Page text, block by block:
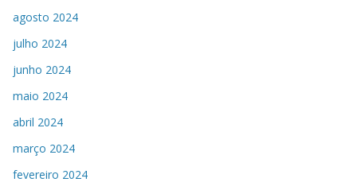
agosto 2024
julho 2024
junho 2024
maio 2024
abril 2024
março 2024
fevereiro 2024